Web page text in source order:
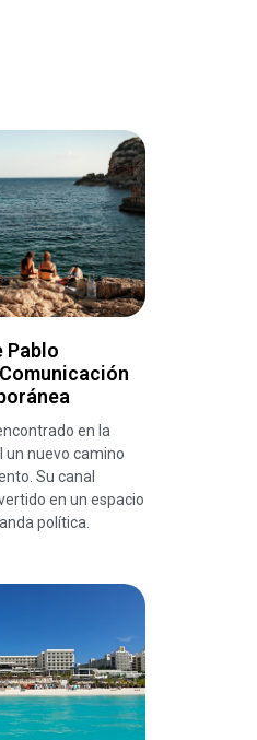
Pablo
en la
un nuevo camino
Su canal
en un espacio
política.